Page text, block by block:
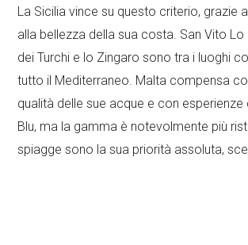
La Sicilia vince su questo criterio, grazie
alla bellezza della sua costa. San Vito Lo
dei Turchi e lo Zingaro sono tra i luoghi
tutto il Mediterraneo. Malta compensa
qualità delle sue acque e con
Blu, ma la gamma è notevolmente più
spiagge sono la sua priorità assoluta,